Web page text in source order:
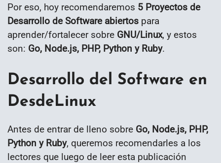
Por eso, hoy recomendaremos 5 Proyectos de
Desarrollo de Software abiertos para
aprender/fortalecer sobre GNU/Linux, y estos
son: Go, Node.js, PHP, Python y Ruby.
Desarrollo del Software en
DesdeLinux
Antes de entrar de lleno sobre Go, Node.js, PHP,
Python y Ruby, queremos recomendarles a los
lectores que luego de leer esta publicación